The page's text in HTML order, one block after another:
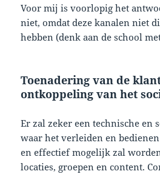
Voor mij is voorlopig het
niet, omdat deze kanalen niet
hebben (denk aan de school
Toenadering van de
ontkoppeling van het
Er zal zeker een technische en
waar het verleiden en
en effectief mogelijk zal
locaties, groepen en content.